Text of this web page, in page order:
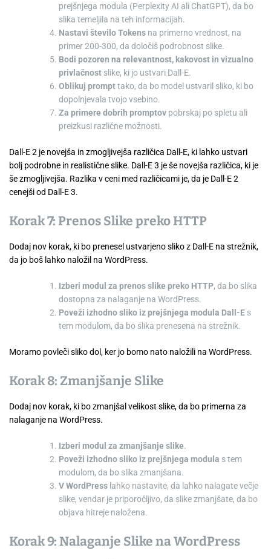
prejšnjega modula (Perplexity AI ali ChatGPT), da bo
slika temeljila na teh informacijah.
Nastavi število Tokens na primerno vrednost, na
primer 200-300, da določiš podrobnost slike.
Bodi pozoren na relevantnost, kakovost in vizualno
privlačnost slike, ki jo ustvari Dall-E.
Oblikuj prompttako, da bo model ustvaril sliko, ki bo
dopolnjevala tvojo vsebino.
Za primere dobrih promptov pobrskaj po spletu ali
preizkusi različne možnosti.
Dall-E 2 je novejša in zmogljivejša različica Dall-E, ki lahko ustvari
bolj podrobne in realistične slike. Dall-E 3 je še novejša različica, ki je
še zmogljivejša. Razlika v ceni med različicami je, da je Dall-E 2
cenejši od Dall-E 3.
Korak 7: Prenos Slike preko HTTP
Dodaj nov korak, ki bo prenesel ustvarjeno sliko z Dall-E na strežnik,
da jo boš lahko naložil na WordPress.
Izberi modul za prenos slike preko HTTP, da bo slika
dostopna za nalaganje na WordPress.
Poveži izhodno sliko iz prejšnjega modula Dall-E s
tem modulom, da bo slika prenesena na strežnik.
Moramo povleči sliko dol, ker jo bomo nato naložili na WordPress.
Korak 8: Zmanjšanje Slike
Dodaj nov korak, ki bo zmanjšal velikost slike, da bo primerna za
nalaganje na WordPress.
Izberi modul za zmanjšanje slike.
Poveži izhodno sliko iz prejšnjega modula s tem
modulom, da bo slika zmanjšana.
V WordPress lahko nastavite, da lahko nalagate večje
slike, vendar je priporočljivo, da slike zmanjšate, da bo
objava hitreje naložena.
Korak 9: Nalaganje Slike na WordPress